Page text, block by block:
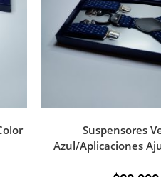
Suspensores
Azul/Aplicaciones